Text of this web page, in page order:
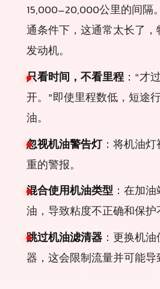
15,000–20,000公里的间隔
通条件下，这通常太长了
发动机。
只看时间，不看里程：“才
开。”即使里程数低，短途
油。
忽视机油警告灯：将机油灯
重的警报。
混合使用机油类型 ：在加
油，导致粘度不正确和保护
跳过机油滤清器 ：更换机
器，这会限制流量并可能导